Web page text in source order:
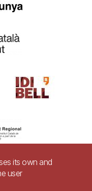
its own and
user